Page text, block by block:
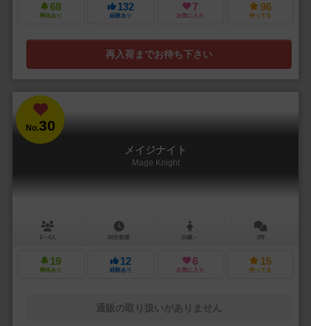
68
興味あり
132
経験あり
7
お気に入り
96
持ってる
再入荷までお待ち下さい
No.30
メイジナイト
Mage Knight
2～4人 60分前後 10歳～ 2件
19
興味あり
12
経験あり
6
お気に入り
15
持ってる
通販の取り扱いがありません